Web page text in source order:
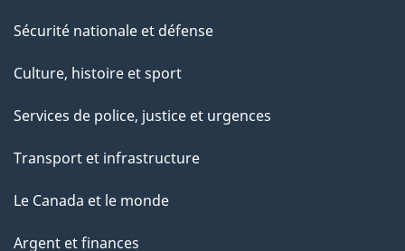
Sécurité nationale et défense
Culture, histoire et sport
Services de police, justice et urgences
Transport et infrastructure
Le Canada et le monde
Argent et finances